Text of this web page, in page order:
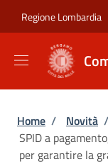
Regione Lombardia
Briciole
Home / Novità /
SPID a
per garantire la